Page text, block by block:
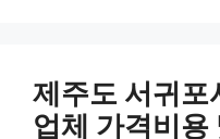
제주도 서귀포
업체 가격비용